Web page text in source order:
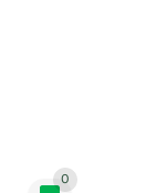
0